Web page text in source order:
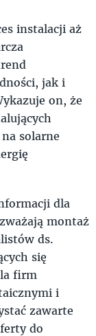
instalacji aż
jak i
on, że
solarne
dla
montaż
ds.
się
firm
i
zawarte
do